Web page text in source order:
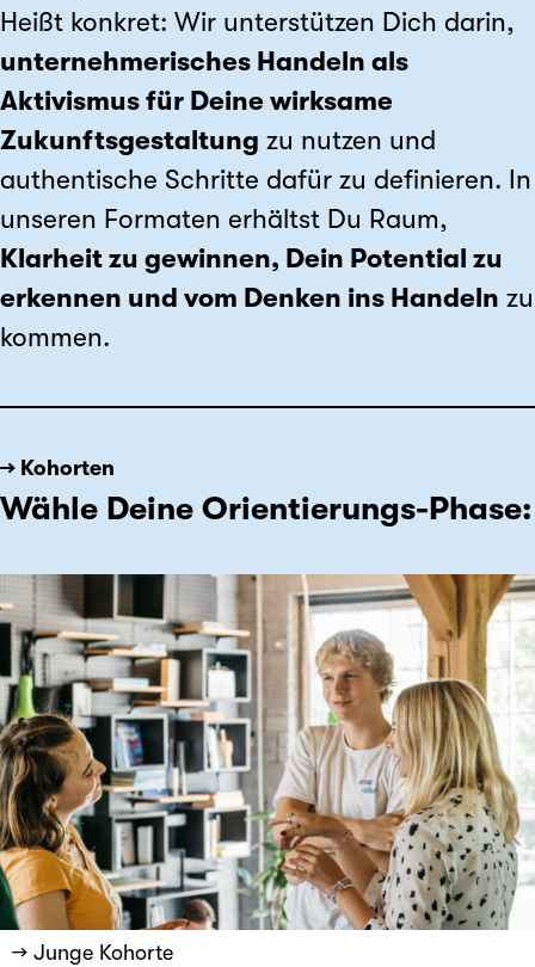
Heißt konkret: Wir unterstützen Dich darin,
unternehmerisches Handeln als
Aktivismus für Deine wirksame
Zukunftsgestaltung zu nutzen und
authentische Schritte dafür zu definieren. In
unseren Formaten erhältst Du Raum,
Klarheit zu gewinnen, Dein Potential zu
erkennen und vom Denken ins Handeln zu
kommen.
→ Kohorten
Wähle Deine Orientierungs-Phase:
→ Junge Kohorte